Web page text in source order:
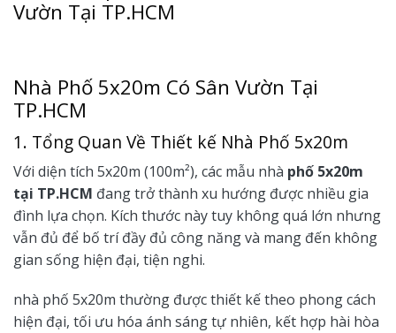
Vườn Tại TP.HCM
Nhà Phố 5x20m Có Sân Vườn Tại
TP.HCM
1. Tổng Quan Về Thiết kế Nhà Phố 5x20m
Với diện tích 5x20m (100m²), các mẫu nhà phố 5x20m
tại TP.HCM đang trở thành xu hướng được nhiều gia
đình lựa chọn. Kích thước này tuy không quá lớn nhưng
vẫn đủ để bố trí đầy đủ công năng và mang đến không
gian sống hiện đại, tiện nghi.
nhà phố 5x20m thường được thiết kế theo phong cách
hiện đại, tối ưu hóa ánh sáng tự nhiên, kết hợp hài hòa